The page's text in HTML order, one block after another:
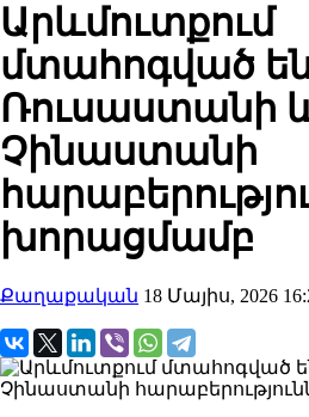
Արևմուտքում
մտահոգված
Ռուսաստանի
Չինաստանի
խորացմամբ
Քաղաքական 18 Մայիս, 2026